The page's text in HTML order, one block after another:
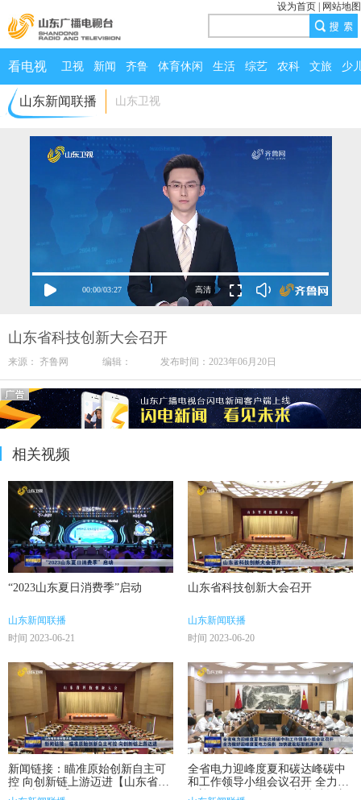
设为首页 网站地图
看电视 卫视 新闻 齐鲁 体育休闲 生活 综艺 农科 文旅 少
山东新闻联播 山东卫视
00:00/03:27
山东省科技创新大会召开
来源： 齐鲁网 编辑： 发布时间：2023年06月20日
相关视频
“2023山东夏日消费季”启动
山东新闻联播
时间 2023-06-21
山东省科技创新大会召开
山东新闻联播
时间 2023-06-20
新闻链接：瞄准原始创新自主可
控 向创新链上游迈进【山东省科
技创新大会】
全省电力迎峰度夏和碳达峰碳中
和工作领导小组会议召开 全力做
好迎峰度夏电力保供 加快建设新